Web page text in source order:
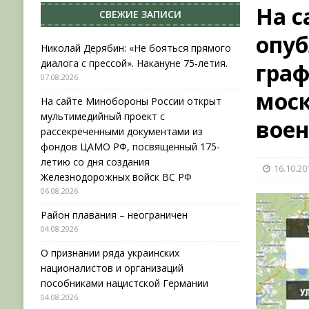
[ 04.08.2026 ] Район плавания – неограничен
[ 04.08.2026 ]
О признании ряда украинских
НОВОСТИ
[ 31.07.2026 ] АВГУСТ В ВОЕННОЙ ИСТОРИИ
[ 07.08.2026 ]
Николай Дерябин: «Не бояться
На
СВЕЖИЕ ЗАПИСИ
Николай Дерябин: «Не бояться прямого
диалога с прессой». Накануне 75-летия.
07.08.2026
На сайте Минобороны России открыт
мультимедийный проект с
рассекреченными документами из
фондов ЦАМО РФ, посвященный 175-
летию со дня создания
Железнодорожных войск ВС РФ
06.08.2026
Район плавания – неограничен
04.08.2026
О признании ряда украинских
националистов и организаций
пособниками нацистской Германии
04.08.2026